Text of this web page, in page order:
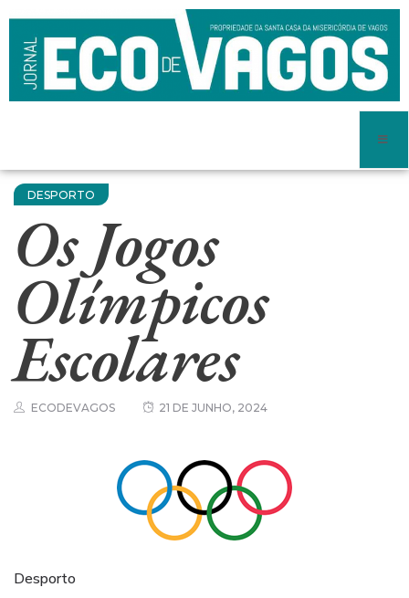
DESPORTO
Os Jogos
Olímpicos
Escolares
ECODEVAGOS 21 DE JUNHO, 2024
Desporto